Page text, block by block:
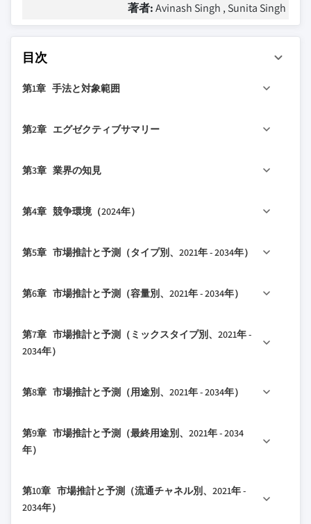
著者:Avinash Singh , Sunita Singh
目次
第1章 手法と対象範囲
1.2 調査設計
1.2.2 データ収集方法
1.3.1 グローバル
1.4 基本推計と計算
1.4.2 市場推定のための主要トレンド
1.5.1 一次ソース
1.6 予測モデル
第2章 エグゼクティブサマリー
2.2 主要市場トレンド
2.2.2 タイプ別
2.2.4 ミックスタイプ別
2.2.6 最終用途別
2.3 CXOの視点：戦略的重要事項
2.4 将来展望と戦略的提言
第3章 業界の知見
3.1.1 サプライヤーの状況
3.1.3 各段階での価値の付加
3.2 業界への影響要因
3.2.2 業界の課題と障害
3.4 将来の市場トレンド
3.5.1 現在の技術トレンド
3.6.1 地域別
第4章 競争環境（2024年）
4.2 企業の市場シェア分析
4.2.1.1 北米
4.2.1.3 アジア太平洋
4.3 企業マトリックス分析
4.5 競争ポジショニングマトリックス
4.6.2 パートナーシップとコラボレーション
第5章 市場推計と予測（タイプ別、2021年 - 2034年）
5.2 固定式バッチプラント
第6章 市場推計と予測（容量別、2021年 - 2034年）
6.2 30 m³/h未満
6.3 30-80 m³/h
第7章 市場推計と予測（ミックスタイプ別、2021年 -
2034年）
7.2 湿式コンクリートミックス
第8章 市場推計と予測（用途別、2021年 - 2034年）
8.2 住宅建設
8.3.2 小売スペース
第9章 市場推計と予測（最終用途別、2021年 - 2034
年）
9.2 建設会社
9.3 政府機関
第10章 市場推計と予測（流通チャネル別、2021年 -
2034年）